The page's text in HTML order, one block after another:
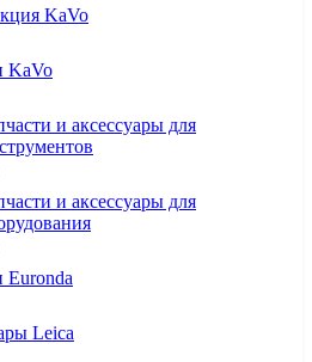
KaVo
KaVo
и аксессуары для
и аксессуары для
Euronda
Leica